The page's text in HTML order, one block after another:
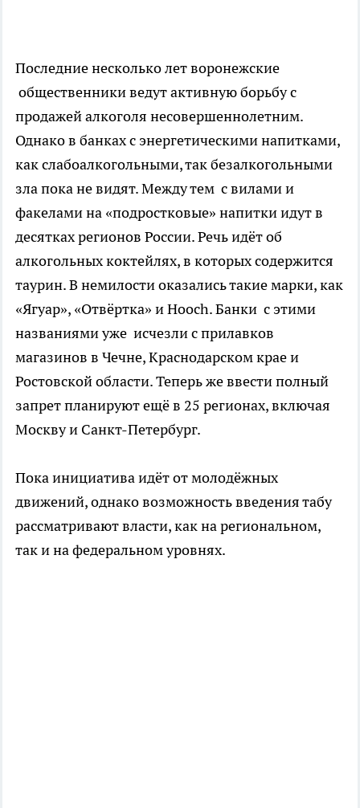
Последние несколько лет воронежские
общественники ведут активную борьбу с
продажей алкоголя несовершеннолетним.
Однако в банках с энергетическими напитками,
как слабоалкогольными, так безалкогольными
зла пока не видят. Между тем с вилами и
факелами на «подростковые» напитки идут в
десятках регионов России. Речь идёт об
алкогольных коктейлях, в которых содержится
таурин. В немилости оказались такие марки, как
«Ягуар», «Отвёртка» и Hooch. Банки с этими
названиями уже исчезли с прилавков
магазинов в Чечне, Краснодарском крае и
Ростовской области. Теперь же ввести полный
запрет планируют ещё в 25 регионах, включая
Москву и Санкт-Петербург.
Пока инициатива идёт от молодёжных
движений, однако возможность введения табу
рассматривают власти, как на региональном,
так и на федеральном уровнях.